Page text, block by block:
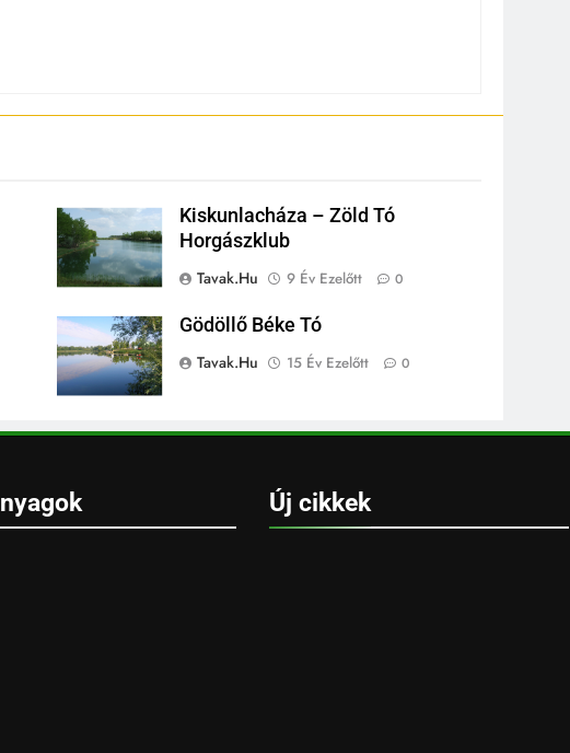
Kiskunlacháza – Zöld Tó
Horgászklub
Tavak.hu
9 Év Ezelőtt 0
Gödöllő Béke Tó
Tavak.hu
15 Év Ezelőtt 0
Új cikkek